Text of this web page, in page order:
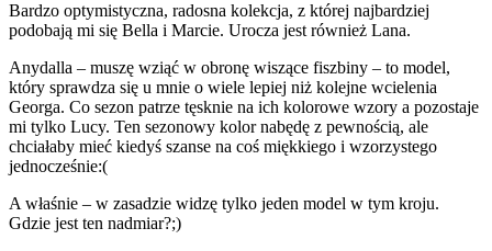
Bardzo optymistyczna, radosna kolekcja, z której najbardziej
podobają mi się Bella i Marcie. Urocza jest również Lana.
Anydalla – muszę wziąć w obronę wiszące fiszbiny – to model,
który sprawdza się u mnie o wiele lepiej niż kolejne wcielenia
Georga. Co sezon patrze tęsknie na ich kolorowe wzory a pozostaje
mi tylko Lucy. Ten sezonowy kolor nabędę z pewnością, ale
chciałaby mieć kiedyś szanse na coś miękkiego i wzorzystego
jednocześnie:(
A właśnie – w zasadzie widzę tylko jeden model w tym kroju.
Gdzie jest ten nadmiar?;)